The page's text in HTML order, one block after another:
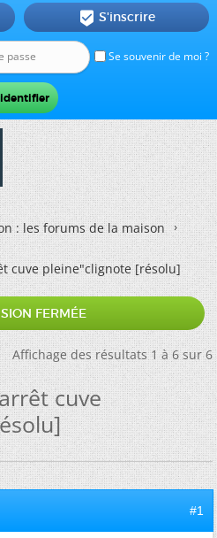
Se souvenir de moi ?
 S'inscrire
: les forums de la maison
cuve pleine"clignote [résolu]
FERMÉE
Affichage des résultats 1 à 6 sur 6
cuve
#1